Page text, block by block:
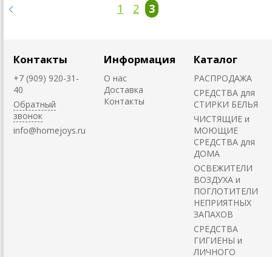
1 2 3
Контакты
+7 (909) 920-31-
40
Обратный
звонок
info@homejoys.ru
Информация
О нас
Доставка
Контакты
Каталог
РАСПРОДАЖА
СРЕДСТВА для
СТИРКИ БЕЛЬЯ
ЧИСТЯЩИЕ и
МОЮЩИЕ
СРЕДСТВА для
ДОМА
ОСВЕЖИТЕЛИ
ВОЗДУХА и
ПОГЛОТИТЕЛИ
НЕПРИЯТНЫХ
ЗАПАХОВ
СРЕДСТВА
ГИГИЕНЫ и
ЛИЧНОГО